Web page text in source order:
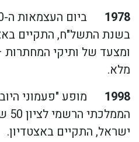
1978
בשנת התשל"ח, התקיים
ומצעד של ותיקי
מלא.
1998 מופע "פעמוני
ישראל, התקיים באצטדיון.